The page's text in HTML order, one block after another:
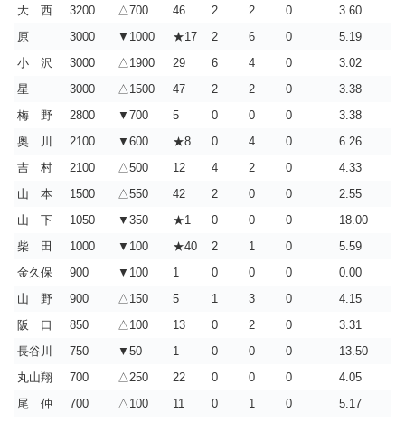
大 西 3200 △700 46 2 2 0
3.60
原
3000 ▼1000 ★17 2 6 0
5.19
小 沢
3000 △1900 29 6 4 0
3.02
星
3000 △1500 47 2 2 0
3.38
梅 野
2800 ▼700 5 0 0 0
3.38
奥 川
2100 ▼600 ★8 0 4 0
6.26
吉 村
2100 △500 12 4 2 0
4.33
山 本
1500 △550 42 2 0 0
2.55
山 下
1050 ▼350 ★1 0 0 0
18.00
柴 田
1000 ▼100 ★40 2 1 0
5.59
金久保
900 ▼100 1 0 0 0
0.00
山 野
900 △150 5 1 3 0
4.15
阪 口
850 △100 13 0 2 0
3.31
長谷川
750 ▼50 1 0 0 0
13.50
丸山翔
700 △250 22 0 0 0
4.05
尾 仲
700 △100 11 0 1 0
5.17